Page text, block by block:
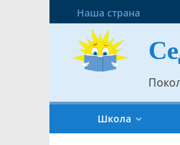
Наша страна
Школа